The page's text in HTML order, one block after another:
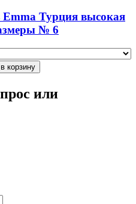
Турция высокая
№ 6
или